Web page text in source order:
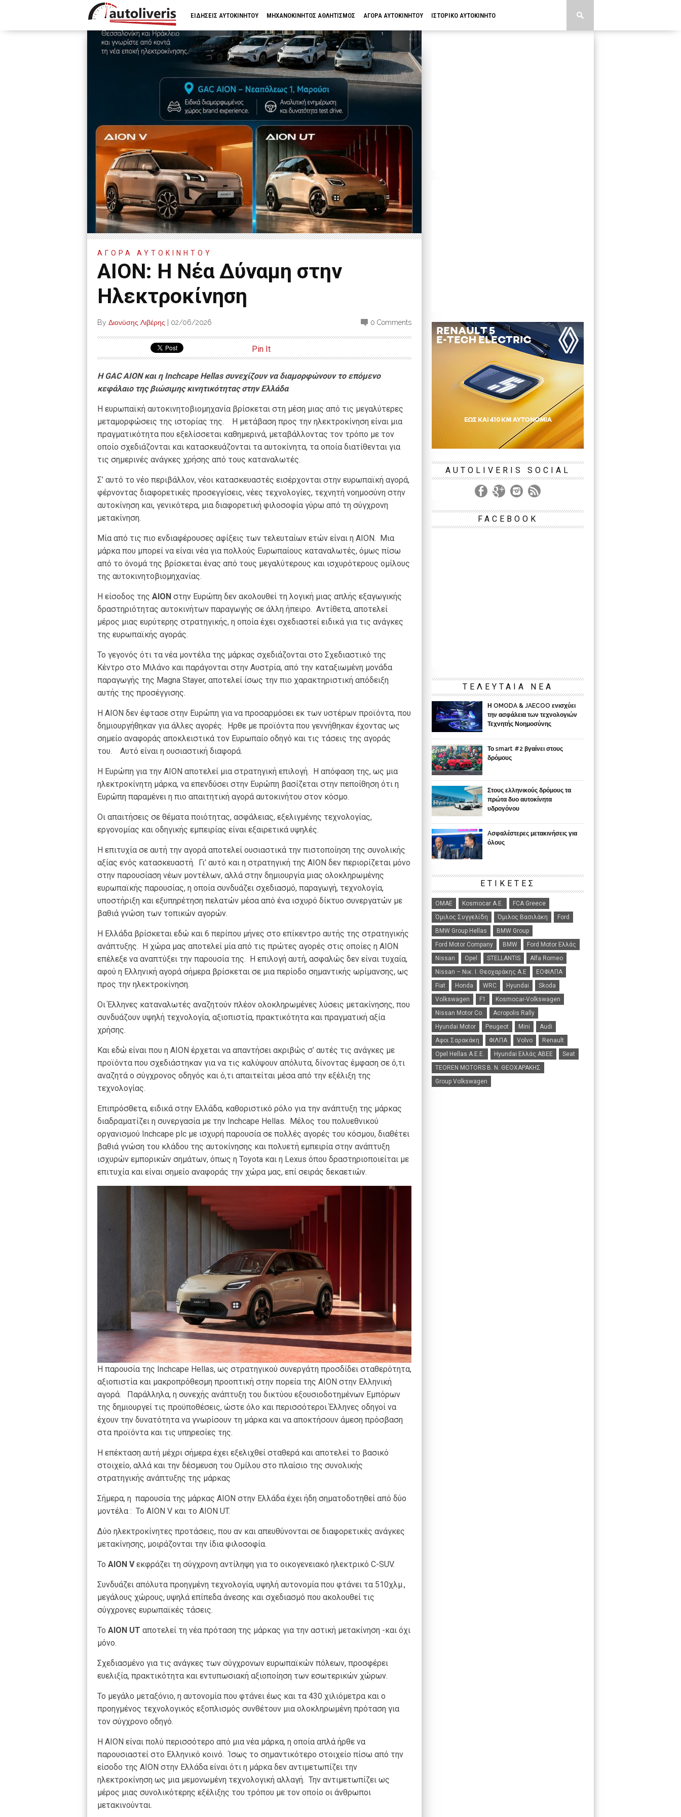
ΕΙΔΗΣΕΙΣ ΑΥΤΟΚΙΝΗΤΟΥ ΜΗΧΑΝΟΚΙΝΗΤΟΣ ΑΘΛΗΤΙΣΜΟΣ ΑΓΟΡΑ ΑΥΤΟΚΙΝΗΤΟΥ ΙΣΤΟΡΙΚΟ ΑΥΤΟΚΙΝΗΤΟ
ΜΟΤΟΣΥΚΛΕΤΑ
ΑΓΟΡΑ ΑΥΤΟΚΙΝΗΤΟΥ
AION: H Νέα Δύναμη στην
Ηλεκτροκίνηση
By Διονύσης Λιβέρης 02/06/2026 0 Comments
Pin It
Η GAC AION και η Inchcape Hellas συνεχίζουν να διαμορφώνουν το επόμενο
κεφάλαιο της βιώσιμης κινητικότητας στην Ελλάδα
Η ευρωπαϊκή αυτοκινητοβιομηχανία βρίσκεται στη μέση μιας από τις μεγαλύτερες
μεταμορφώσεις της ιστορίας της. Η μετάβαση προς την ηλεκτροκίνηση είναι μια
πραγματικότητα που εξελίσσεται καθημερινά, μεταβάλλοντας τον τρόπο με τον
οποίο σχεδιάζονται και κατασκευάζονται τα αυτοκίνητα, τα οποία διατίθενται για
τις σημερινές ανάγκες χρήσης από τους καταναλωτές.
Σ’ αυτό το νέο περιβάλλον, νέοι κατασκευαστές εισέρχονται στην ευρωπαϊκή αγορά,
φέρνοντας διαφορετικές προσεγγίσεις, νέες τεχνολογίες, τεχνητή νοημοσύνη στην
αυτοκίνηση και, γενικότερα, μια διαφορετική φιλοσοφία γύρω από τη σύγχρονη
μετακίνηση.
Μία από τις πιο ενδιαφέρουσες αφίξεις των τελευταίων ετών είναι η AION. Μια
μάρκα που μπορεί να είναι νέα για πολλούς Ευρωπαίους καταναλωτές, όμως πίσω
από το όνομά της βρίσκεται ένας από τους μεγαλύτερους και ισχυρότερους ομίλους
της αυτοκινητοβιομηχανίας.
Η είσοδος της AION στην Ευρώπη δεν ακολουθεί τη λογική μιας απλής εξαγωγικής
δραστηριότητας αυτοκινήτων παραγωγής σε άλλη ήπειρο. Αντίθετα, αποτελεί
μέρος μιας ευρύτερης στρατηγικής, η οποία έχει σχεδιαστεί ειδικά για τις ανάγκες
της ευρωπαϊκής αγοράς.
Το γεγονός ότι τα νέα μοντέλα της μάρκας σχεδιάζονται στο Σχεδιαστικό της
Κέντρο στο Μιλάνο και παράγονται στην Αυστρία, από την καταξιωμένη μονάδα
παραγωγής της Magna Stayer, αποτελεί ίσως την πιο χαρακτηριστική απόδειξη
αυτής της προσέγγισης.
Η AION δεν έφτασε στην Ευρώπη για να προσαρμόσει εκ των υστέρων προϊόντα, που
δημιουργήθηκαν για άλλες αγορές. Ηρθε με προϊόντα που γεννήθηκαν έχοντας ως
σημείο αναφοράς αποκλειστικά τον Ευρωπαίο οδηγό και τις τάσεις της αγοράς
του. Αυτό είναι η ουσιαστική διαφορά.
Η Ευρώπη για την AION αποτελεί μια στρατηγική επιλογή. Η απόφαση της, ως μια
ηλεκτροκίνητη μάρκα, να επενδύσει στην Ευρώπη βασίζεται στην πεποίθηση ότι η
Ευρώπη παραμένει η πιο απαιτητική αγορά αυτοκινήτου στον κόσμο.
Οι απαιτήσεις σε θέματα ποιότητας, ασφάλειας, εξελιγμένης τεχνολογίας,
εργονομίας και οδηγικής εμπειρίας είναι εξαιρετικά υψηλές.
Η επιτυχία σε αυτή την αγορά αποτελεί ουσιαστικά την πιστοποίηση της συνολικής
αξίας ενός κατασκευαστή. Γι’ αυτό και η στρατηγική της ΑΙΟΝ δεν περιορίζεται μόνο
στην παρουσίαση νέων μοντέλων, αλλά στην δημιουργία μιας ολοκληρωμένης
ευρωπαϊκής παρουσίας, η οποία συνδυάζει σχεδιασμό, παραγωγή, τεχνολογία,
υποστήριξη και εξυπηρέτηση πελατών μέσα από ένα ισχυρό δίκτυο συνεργατών με
βαθιά γνώση των τοπικών αγορών.
Η Ελλάδα βρίσκεται εδώ και 6 περίπου μήνες στο επίκεντρο αυτής της στρατηγικής
ανάπτυξης. Η χώρα μας αποτελεί μία από τις πρώτες αγορές στις οποίες η AION
επέλεξε να αναπτύξει την παρουσία της. Η επιλογή αυτή, ασφαλώς δεν είναι τυχαία,
αφού η Ελληνική αγορά σήμερα βρίσκεται σε μια περίοδο σημαντικής ωρίμανσης, ως
προς την ηλεκτροκίνηση.
Οι Έλληνες καταναλωτές αναζητούν πλέον ολοκληρωμένες λύσεις μετακίνησης, που
συνδυάζουν υψηλή τεχνολογία, αξιοπιστία, πρακτικότητα και πραγματική αξία
χρήσης.
Και εδώ είναι που η AION έρχεται να απαντήσει ακριβώς σ’ αυτές τις ανάγκες με
προϊόντα που σχεδιάστηκαν για να τις καλύψουν απόλυτα, δίνοντας έμφαση σε ό,τι
αναζητά ο σύγχρονος οδηγός και ό,τι απαιτείται μέσα από την εξέλιξη της
τεχνολογίας.
Επιπρόσθετα, ειδικά στην Ελλάδα, καθοριστικό ρόλο για την ανάπτυξη της μάρκας
διαδραματίζει η συνεργασία με την Inchcape Hellas. Μέλος του πολυεθνικού
οργανισμού Inchcape plc με ισχυρή παρουσία σε πολλές αγορές του κόσμου, διαθέτει
βαθιά γνώση του κλάδου της αυτοκίνησης και πολυετή εμπειρία στην ανάπτυξη
ισχυρών εμπορικών σημάτων, όπως η Toyota και η Lexus όπου δραστηριοποιείται με
επιτυχία και είναι σημείο αναφοράς την χώρα μας, επί σειράς δεκαετιών.
Η παρουσία της Inchcape Hellas, ως στρατηγικού συνεργάτη προσδίδει σταθερότητα,
αξιοπιστία και μακροπρόθεσμη προοπτική στην πορεία της AION στην Ελληνική
αγορά. Παράλληλα, η συνεχής ανάπτυξη του δικτύου εξουσιοδοτημένων Εμπόρων
της δημιουργεί τις προϋποθέσεις, ώστε όλο και περισσότεροι Έλληνες οδηγοί να
έχουν την δυνατότητα να γνωρίσουν τη μάρκα και να αποκτήσουν άμεση πρόσβαση
στα προϊόντα και τις υπηρεσίες της.
Η επέκταση αυτή μέχρι σήμερα έχει εξελιχθεί σταθερά και αποτελεί το βασικό
στοιχείο, αλλά και την δέσμευση του Ομίλου στο πλαίσιο της συνολικής
στρατηγικής ανάπτυξης της μάρκας
Σήμερα, η παρουσία της μάρκας ΑΙΟΝ στην Ελλάδα έχει ήδη σηματοδοτηθεί από δύο
μοντέλα : Το AION V και το AION UT.
Δύο ηλεκτροκίνητες προτάσεις, που αν και απευθύνονται σε διαφορετικές ανάγκες
μετακίνησης, μοιράζονται την ίδια φιλοσοφία.
Το AION Vεκφράζει τη σύγχρονη αντίληψη για το οικογενειακό ηλεκτρικό C-SUV.
Συνδυάζει απόλυτα προηγμένη τεχνολογία, υψηλή αυτονομία που φτάνει τα 510χλμ.,
μεγάλους χώρους, υψηλά επίπεδα άνεσης και σχεδιασμό που ακολουθεί τις
σύγχρονες ευρωπαϊκές τάσεις.
Το AION UT αποτελεί τη νέα πρόταση της μάρκας για την αστική μετακίνηση -και όχι
μόνο.
Σχεδιασμένο για τις ανάγκες των σύγχρονων ευρωπαϊκών πόλεων, προσφέρει
ευελιξία, πρακτικότητα και εντυπωσιακή αξιοποίηση των εσωτερικών χώρων.
Το μεγάλο μεταξόνιο, η αυτονομία που φτάνει έως και τα 430 χιλιόμετρα και ο
προηγμένος τεχνολογικός εξοπλισμός συνθέτουν μια ολοκληρωμένη πρόταση για
τον σύγχρονο οδηγό.
Η AION είναι πολύ περισσότερο από μια νέα μάρκα, η οποία απλά ήρθε να
παρουσιαστεί στο Ελληνικό κοινό. Ίσως το σημαντικότερο στοιχείο πίσω από την
είσοδο της AION στην Ελλάδα είναι ότι η μάρκα δεν αντιμετωπίζει την
ηλεκτροκίνηση ως μια μεμονωμένη τεχνολογική αλλαγή. Την αντιμετωπίζει ως
μέρος μιας συνολικότερης εξέλιξης του τρόπου με τον οποίο οι άνθρωποι
μετακινούνται.
AUTOLIVERIS SOCIAL
FACEBOOK
ΤΕΛΕΥΤΑΙΑ ΝΕΑ
Η OMODA & JAECOO ενισχύει
την ασφάλεια των τεχνολογιών
Τεχνητής Νοημοσύνης
Το smart #2 βγαίνει στους
δρόμους
Στους ελληνικούς δρόμους τα
πρώτα δυο αυτοκίνητα
υδρογόνου
Aσφαλέστερες μετακινήσεις για
όλους
ΕΤΙΚΈΤΕΣ
ΟΜΑΕ Kosmocar Α.Ε.
FCA Greece
Όμιλος Συγγελίδη
Όμιλος Βασιλάκη
Ford
BMW Group Hellas
BMW Group
Ford Motor Company
BMW
Ford Motor Ελλάς
Nissan
Opel STELLANTIS
Alfa Romeo
Nissan – Νικ. Ι. Θεοχαράκης Α.Ε
ΕΟΦΙΛΠΑ
Fiat
Honda WRC Hyundai
Skoda
Volkswagen
F1
Kosmocar-Volkswagen
Nissan Motor Co.
Acropolis Rally
Hyundai Motor
Peugeot Mini
Audi
Αφοι Σαρακάκη
ΦΙΛΠΑ Volvo
Renault
Opel Hellas A.E.E.
Hyundai Ελλάς ΑΒΕΕ
Seat
TEOREN MOTORS B. N. ΘΕΟΧΑΡΑΚΗΣ
Group Volkswagen